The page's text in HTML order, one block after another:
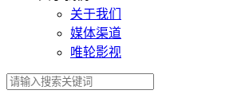
关于我们
媒体渠道
唯轮影视